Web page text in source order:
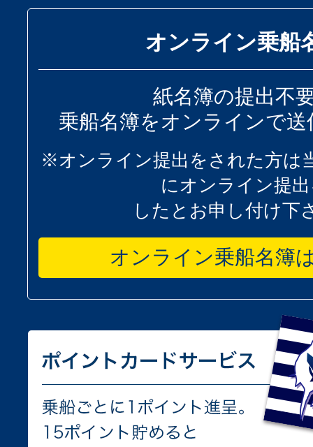
オンライン乗船
紙名簿の提出不
乗船名簿をオンラインで
※オンライン提出をされた方は
にオンライン提
したとお申し付け下
オンライン乗船名簿